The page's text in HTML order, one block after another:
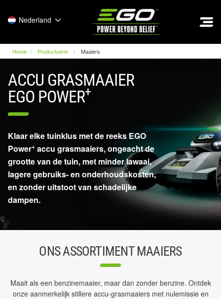
Nederland
Home Productserie Maaiers
ACCU GRASMAAIER
EGO POWER+
Klaar elke tuinklus met de reeks EGO
Power+ accu grasmaaiers, ongeacht de
grootte van de tuin, met minder lawaai,
lagere gebruiks- en onderhoudskosten,
en zonder uitstoot van schadelijke
dampen.
ONS ASSORTIMENT MAAIERS
Maait als een benzinemaaier, maar dan zonder benzine. Ontdek
onze aanmerkelijk stillere accu-grasmaaiers met nulemissie en